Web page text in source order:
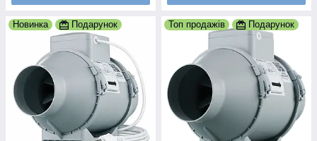
Новинка Подарунок Топ продажів Подарунок